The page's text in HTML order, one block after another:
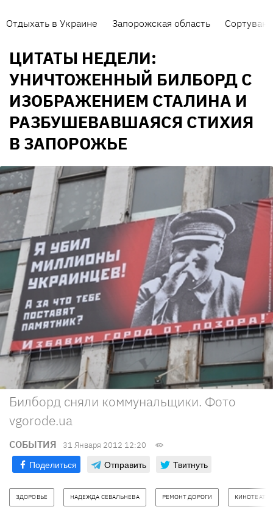
Отдыхать в Украине Запорожская область
ЦИТАТЫ НЕДЕЛИ:
УНИЧТОЖЕННЫЙ БИЛБОРД С
ИЗОБРАЖЕНИЕМ СТАЛИНА И
РАЗБУШЕВАВШАЯСЯ СТИХИЯ
В ЗАПОРОЖЬЕ
Билборд сняли коммунальщики. Фото
vgorode.ua
СОБЫТИЯ 31 Января 2012 12:20
Поделиться Отправить Твитнуть
ЗДОРОВЬЕ НАДЕЖДА СЕВАЛЬНЕВА РЕМОНТ ДОРОГИ